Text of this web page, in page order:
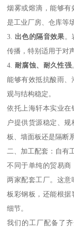
烟雾或熔滴，能够有
是工业厂房、仓库等
3. 出色的隔音效果。
传播，特别适用于对
4. 耐腐蚀、耐久性强
能够有效抵抗酸雨、
观与结构稳定。
依托上海轩本实业在
户提供货源稳定、
板、墙面板还是隔断
二、加工配套：自有
不同于单纯的贸易商
两家配套工厂。这意
板彩钢板，还能根据
细节。
我们的工厂配备了